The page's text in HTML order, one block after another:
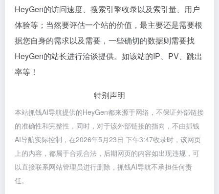
HeyGen的访问速度、搜索引擎收录以及索引量、用户
体验等；当然要评估一个站的价值，最主要还是需要根
据您自身的需求以及需要，一些确切的数据则需要找
HeyGen的站长进行洽谈提供。如该站的IP、PV、跳出
率等！
特别声明
本站抓钱AI导航提供的HeyGen都来源于网络，不保证外部链接
的准确性和完整性，同时，对于该外部链接的指向，不由抓钱
AI导航实际控制，在2026年5月23日 下午3:47收录时，该网页
上的内容，都属于合规合法，后期网页的内容如出现违规，可
以直接联系网站管理员进行删除，抓钱AI导航不承担任何责
任。